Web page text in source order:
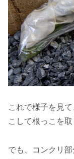
これで様子を見
こして根っこを取
でも、コンクリ